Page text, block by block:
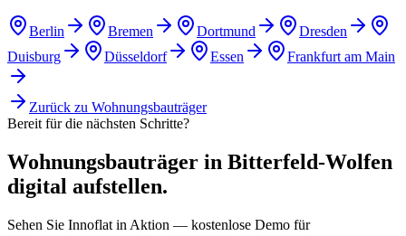
Berlin Bremen Dortmund
Dresden
Duisburg
Düsseldorf Essen Frankfurt am Main
Zurück zu Wohnungsbauträger
Bereit für die nächsten Schritte?
Wohnungsbauträger in Bitterfeld-Wolfen
digital aufstellen.
Sehen Sie Innoflat in Aktion — kostenlose Demo für